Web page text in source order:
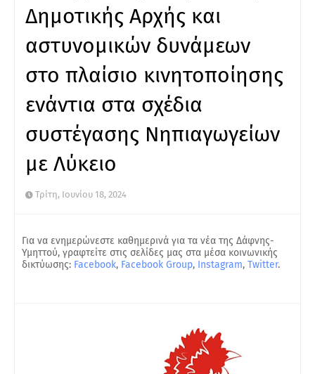
Δημοτικής Αρχής και
αστυνομικών δυνάμεων
στο πλαίσιο κινητοποίησης
ενάντια στα σχέδια
συστέγασης Νηπιαγωγείων
με Λύκειο
Τρίτη, Ιουνίου 18, 2024
Για να ενημερώνεστε καθημερινά για τα νέα της Δάφνης-
Υμηττού, γραφτείτε στις σελίδες μας στα μέσα κοινωνικής
δικτύωσης: Facebook, Facebook Group, Instagram, Twitter.